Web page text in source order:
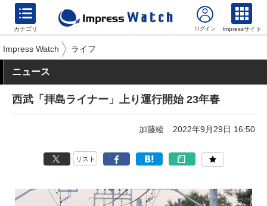
カテゴリ Impressサイト
Impress Watch ライフ
ニュース
西武「拝島ライナー」上り運行開始 23年春
加藤綾 2022年9月29日 16:50
リスト